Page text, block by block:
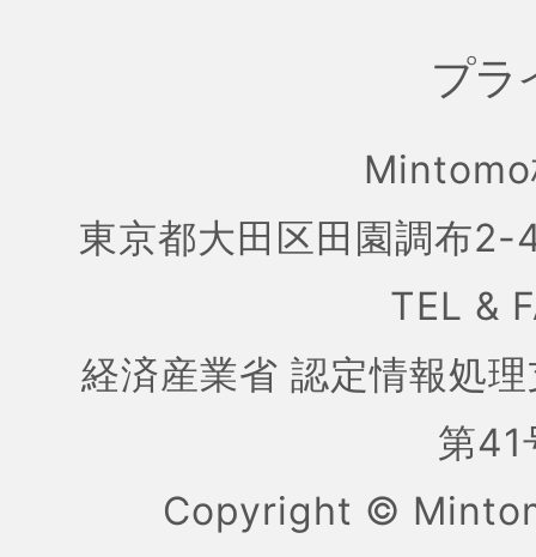
プラ
東京都大田区田園調布
TEL &
経済産業省 認定情報処
第
Copyright ©